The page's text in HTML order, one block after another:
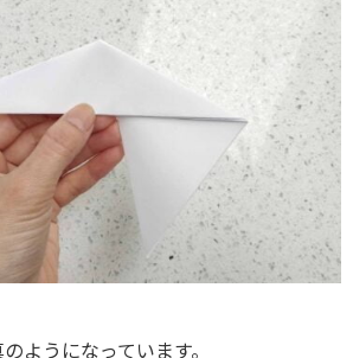
ようになっています。